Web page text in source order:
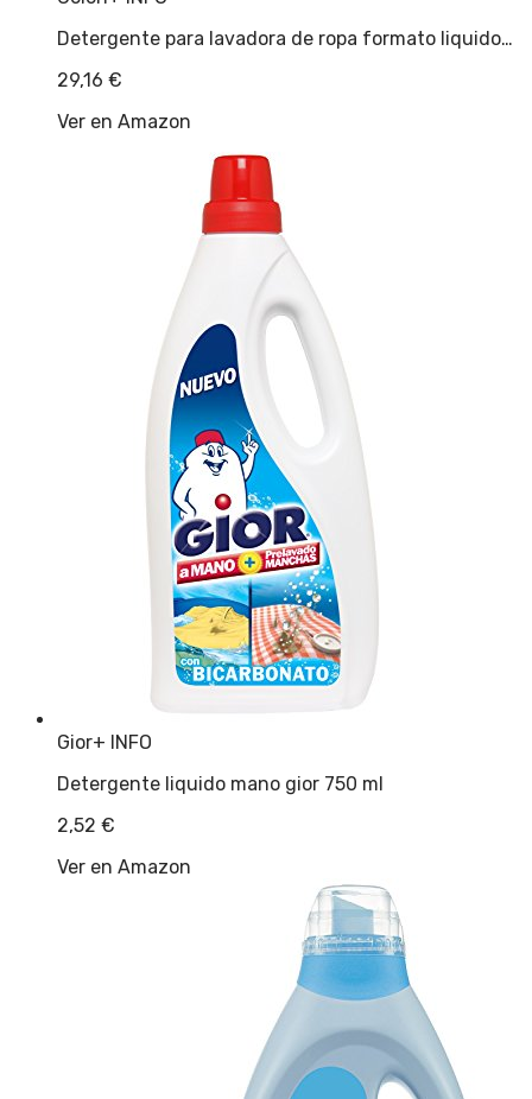
Detergente para lavadora de ropa formato liquido…
29,16 €
Ver en Amazon
Gior+ INFO
Detergente liquido mano gior 750 ml
2,52 €
Ver en Amazon